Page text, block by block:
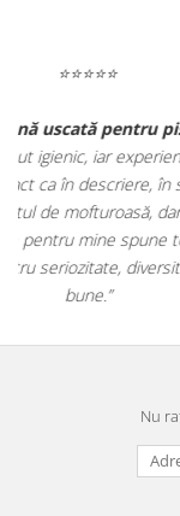
Apreciez foarte
doar hrană,
antiparazitare,
comod să pot
dintr-un singur
originale și în
Nu